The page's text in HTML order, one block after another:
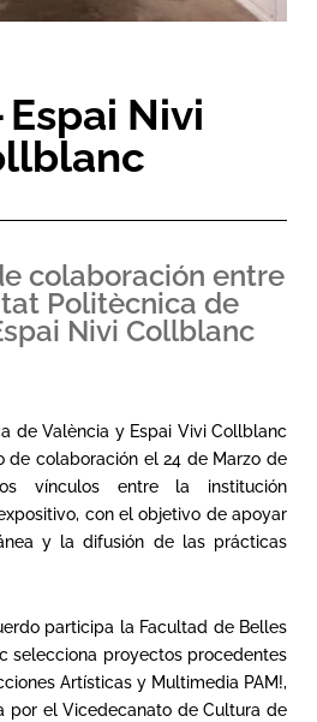
Espai Nivi
colaboración entre
Politècnica de
Nivi Collblanc
de València y Espai Vivi Collblanc
de colaboración el 24 de Marzo de
vínculos entre la institución
con el objetivo de apoyar
y la difusión de las prácticas
participa la Facultad de Belles
selecciona proyectos procedentes
Artísticas y Multimedia PAM!,
por el Vicedecanato de Cultura de